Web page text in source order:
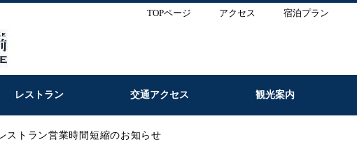
TOPページ アクセス 宿泊プラン
レストラン 交通アクセス 観光案内
ストラン営業時間短縮のお知らせ